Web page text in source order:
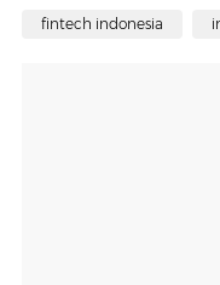
fintech indonesia